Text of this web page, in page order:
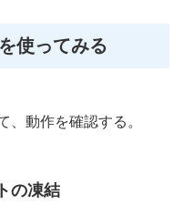
使ってみる
、動作を確認する。
の凍結